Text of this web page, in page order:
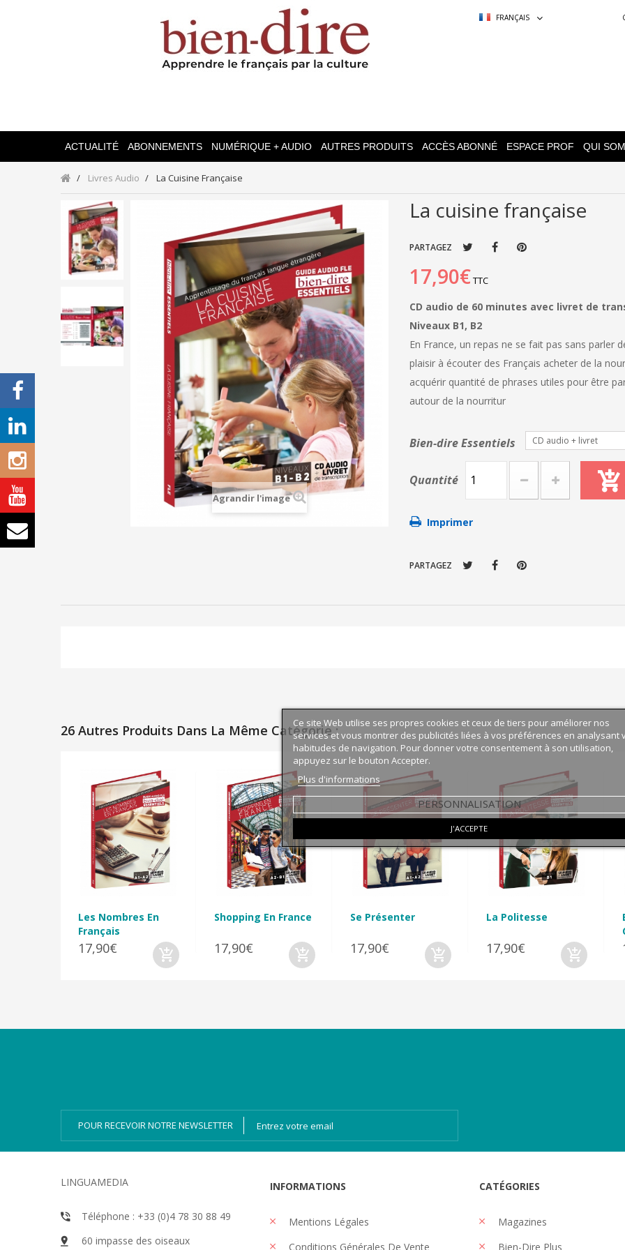
FRANÇAIS
ACTUALITÉ ABONNEMENTS NUMÉRIQUE + AUDIO AUTRES PRODUITS ACCÈS ABONNÉ ESPACE PROF QUI
Livres Audio La Cuisine Française
Agrandir l'image
La cuisine française
PARTAGEZ
17,90€TTC
CD audio de 60 minutes avec livret de
Niveaux B1, B2
En France, un repas ne se fait pas sans parler
plaisir à écouter des Français acheter de la
acquérir quantité de phrases utiles pour être
autour de la nourritur
Bien-dire Essentiels CD audio + livret
Quantité
Imprimer
PARTAGEZ
26 Autres Produits Dans La Même Catégorie :
Les Nombres En
Français
17,90€
Shopping En France
17,90€
Se Présenter
17,90€
La Politesse
17,90€
Ce site Web utilise ses propres cookies et ceux de tiers pour améliorer nos
services et vous montrer des publicités liées à vos préférences en analysant
habitudes de navigation. Pour donner votre consentement à son utilisation,
appuyez sur le bouton Accepter.
Plus d'informations
PERSONNALISATION
J'ACCEPTE
POUR RECEVOIR NOTRE NEWSLETTER
LINGUAMEDIA
Téléphone : +33 (0)4 78 30 88 49
60 impasse des oiseaux
INFORMATIONS
Mentions Légales
Conditions Générales De Vente
CATÉGORIES
Magazines
Bien-Dire Plus